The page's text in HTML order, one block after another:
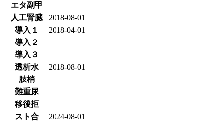
エタ副甲
人工腎臓
2018-08-01
導入１
2018-04-01
導入２
導入３
透析水
2018-08-01
肢梢
難重尿
移後拒
スト合
2024-08-01